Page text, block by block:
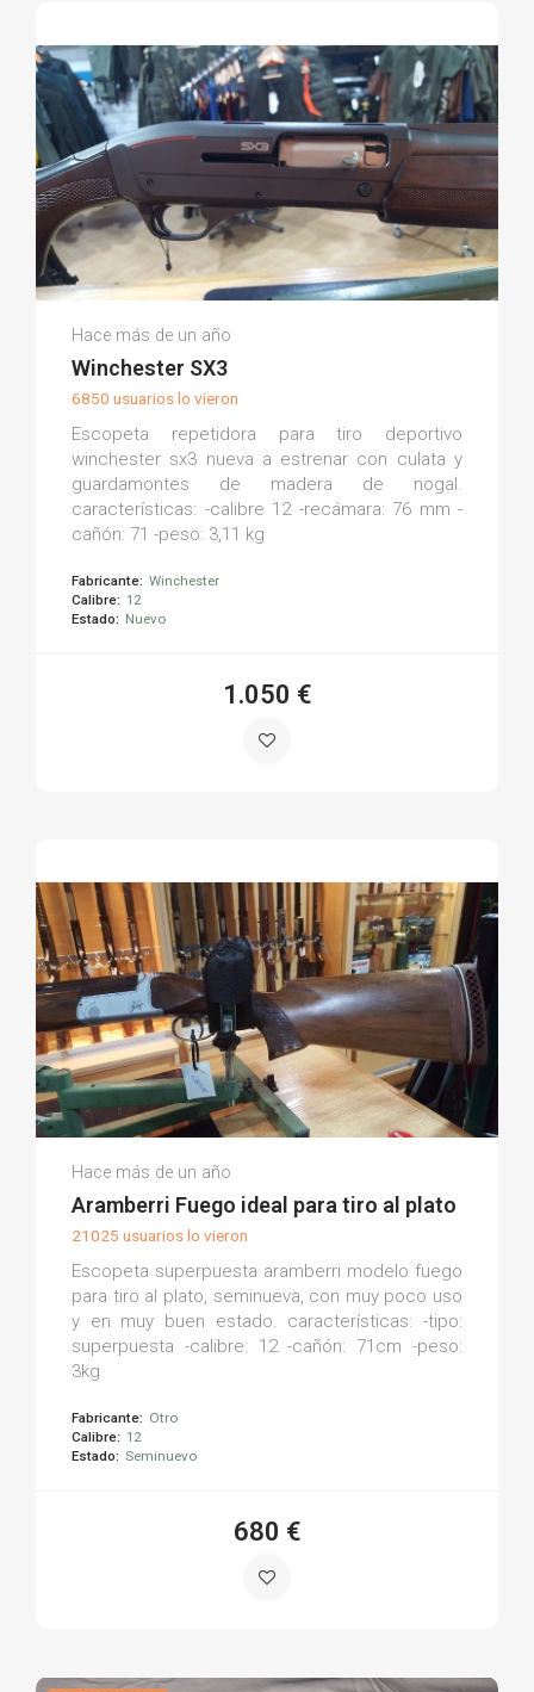
Armería La Torre M.
(0)
Hace más de un año
Winchester SX3
6850 usuarios lo vieron
Escopeta repetidora para tiro deportivo
winchester sx3 nueva a estrenar con culata y
guardamontes de madera de nogal.
características: -calibre 12 -recámara: 76 mm -
cañón: 71 -peso: 3,11 kg
Fabricante: Winchester
Calibre: 12
Estado: Nuevo
1.050 €
Armería La Torre M.
Hace más de un año
Aramberri Fuego ideal para tiro al plato
21025 usuarios lo vieron
Escopeta superpuesta aramberri modelo fuego
para tiro al plato, seminueva, con muy poco uso
y en muy buen estado. características: -tipo:
superpuesta -calibre: 12 -cañón: 71cm -peso:
3kg
Fabricante: Otro
Calibre: 12
Estado: Seminuevo
680 €